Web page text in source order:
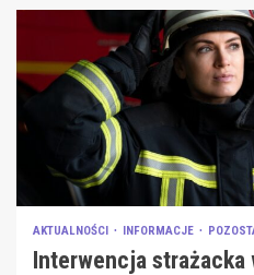
AKTUALNOŚCI INFORMACJE
Interwencja strażacka